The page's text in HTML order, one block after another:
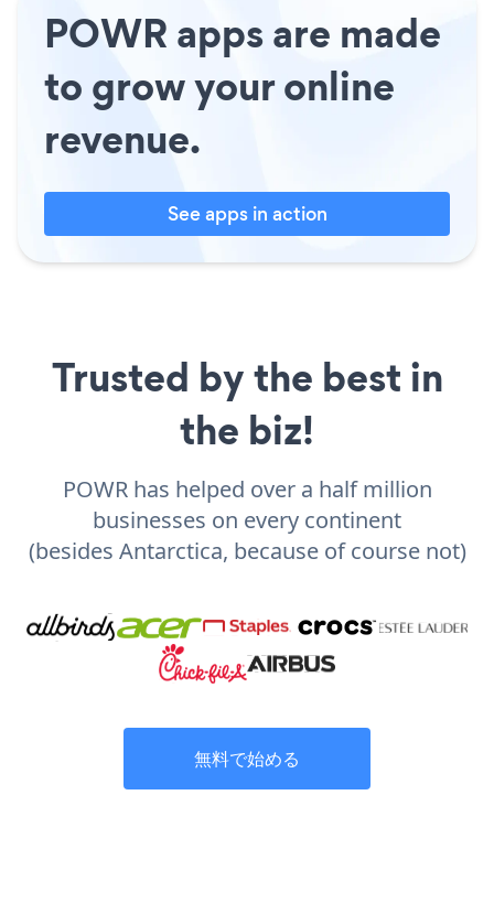
POWR apps are made
to grow your online
revenue.
See apps in action
Trusted by the best in
the biz!
POWR has helped over a half million
businesses on every continent
(besides Antarctica, because of course not)
無料で始める